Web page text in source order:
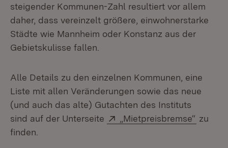
steigender Kommunen-Zahl resultiert vor allem
daher, dass vereinzelt größere, einwohnerstarke
Städte wie Mannheim oder Konstanz aus der
Gebietskulisse fallen.
Alle Details zu den einzelnen Kommunen, eine
Liste mit allen Veränderungen sowie das neue
(und auch das alte) Gutachten des Instituts
sind auf der Unterseite
Extern:
„Mietpreisbremse“ zu
finden.